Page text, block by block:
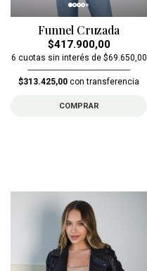
Funnel Cruzada
$417.900,00
6 cuotas sin interés de $69.650,00
$313.425,00 con transferencia
COMPRAR